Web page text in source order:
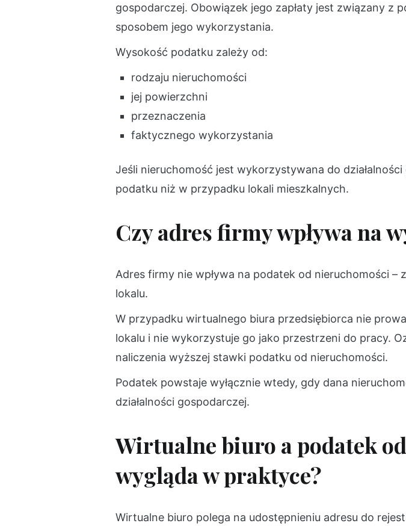
gospodarczej. Obowiązek jego zapłaty jest związany z
sposobem jego wykorzystania.
Wysokość podatku zależy od:
rodzaju nieruchomości
jej powierzchni
przeznaczenia
faktycznego wykorzystania
Jeśli nieruchomość jest wykorzystywana do
podatku niż w przypadku lokali mieszkalnych.
Czy adres firmy wpływa na
Adres firmy nie wpływa na podatek od nieruchomości –
lokalu.
W przypadku wirtualnego biura przedsiębiorca nie
lokalu i nie wykorzystuje go jako przestrzeni do pracy.
naliczenia wyższej stawki podatku od nieruchomości.
Podatek powstaje wyłącznie wtedy, gdy dana
działalności gospodarczej.
Wirtualne biuro a podatek
wygląda w praktyce?
Wirtualne biuro polega na udostępnieniu adresu do